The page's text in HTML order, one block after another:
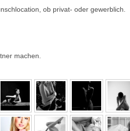
ob privat- oder gewerblich.
machen.